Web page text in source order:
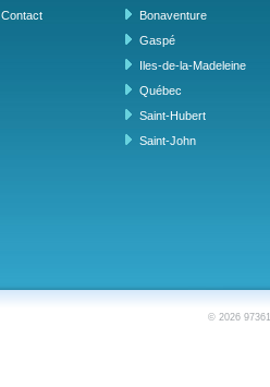
Contact
Bonaventure
Gaspé
Iles-de-la-Madeleine
Québec
Saint-Hubert
Saint-John
© 2026